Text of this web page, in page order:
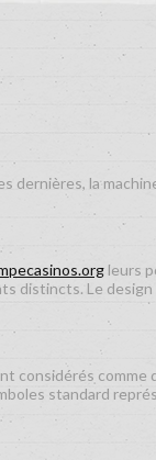
la
leurs
distincts. Le
considérés
standard